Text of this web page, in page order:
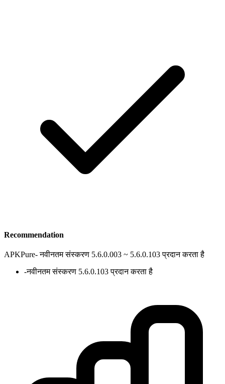
Recommendation
APKPure-नवीनतम संस्करण 5.6.0.003 ~ 5.6.0.103 प्रदान करता है
-नवीनतम संस्करण 5.6.0.103 प्रदान करता है